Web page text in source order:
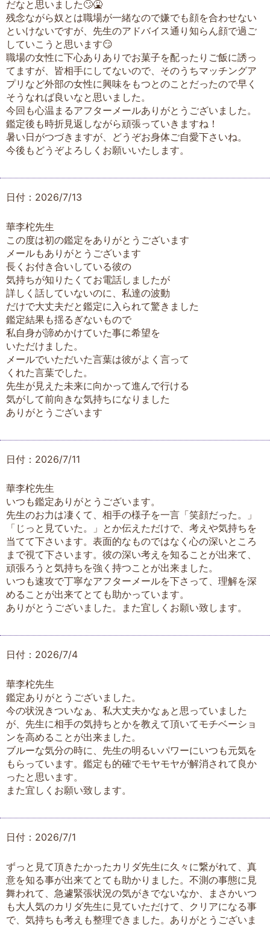
だなと思いました🙄🤮
残念ながら奴とは職場が一緒なので嫌でも顔を合わせない
といけないですが、先生のアドバイス通り知らん顔で過ご
していこうと思います😏
職場の女性に下心ありありでお菓子を配ったりご飯に誘っ
てますが、皆相手にしてないので、そのうちマッチングア
プリなど外部の女性に興味をもつとのことだったので早く
そうなれば良いなと思いました。
今回も心温まるアフターメールありがとうございました。
鑑定後も時折見返しながら頑張っていきますね！
暑い日がつづきますが、どうぞお身体ご自愛下さいね。
今後もどうぞよろしくお願いいたします。
日付：2026/7/13
華李柁先生
この度は初の鑑定をありがとうございます
メールもありがとうございます
長くお付き合いしている彼の
気持ちが知りたくてお電話しましたが
詳しく話していないのに、私達の波動
だけで大丈夫だと鑑定に入られて驚きました
鑑定結果も揺るぎないもので
私自身が諦めかけていた事に希望を
いただけました。
メールでいただいた言葉は彼がよく言って
くれた言葉でした。
先生が見えた未来に向かって進んで行ける
気がして前向きな気持ちになりました
ありがとうございます
日付：2026/7/11
華李柁先生
いつも鑑定ありがとうございます。
先生のお力は凄くて、相手の様子を一言「笑顔だった。」
「じっと見ていた。」とか伝えただけで、考えや気持ちを
当てて下さいます。表面的なものではなく心の深いところ
まで視て下さいます。彼の深い考えを知ることが出来て、
頑張ろうと気持ちを強く持つことが出来ました。
いつも速攻で丁寧なアフターメールを下さって、理解を深
めることが出来てとても助かっています。
ありがとうございました。また宜しくお願い致します。
日付：2026/7/4
華李柁先生
鑑定ありがとうございました。
今の状況きついなぁ、私大丈夫かなぁと思っていました
が、先生に相手の気持ちとかを教えて頂いてモチベーショ
ンを高めることが出来ました。
ブルーな気分の時に、先生の明るいパワーにいつも元気を
もらっています。鑑定も的確でモヤモヤが解消されて良か
ったと思います。
また宜しくお願い致します。
日付：2026/7/1
ずっと見て頂きたかったカリダ先生に久々に繋がれて、真
意を知る事が出来てとても助かりました。不測の事態に見
舞われて、急遽緊張状況の気がきでないなか、まさかいつ
も大人気のカリダ先生に見ていただけて、クリアになる事
で、気持ちも考えも整理できました。ありがとうございま